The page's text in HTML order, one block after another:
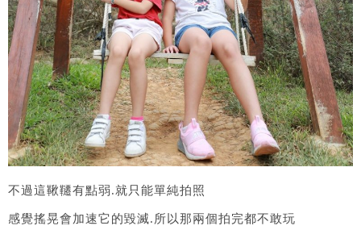
不過這鞦韆有點弱.就只能單純拍照
感覺搖晃會加速它的毀滅.所以那兩個拍完都不敢玩